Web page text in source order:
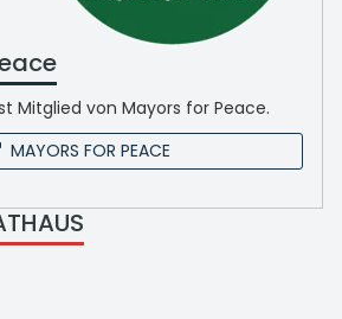
Mitglied von Mayors for Peace.
MAYORS FOR PEACE